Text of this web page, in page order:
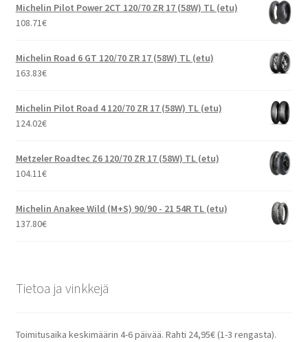
Michelin Pilot Power 2CT 120/70 ZR 17 (58W) TL (etu)
108.71€
Michelin Road 6 GT 120/70 ZR 17 (58W) TL (etu)
163.83€
Michelin Pilot Road 4 120/70 ZR 17 (58W) TL (etu)
124.02€
Metzeler Roadtec Z6 120/70 ZR 17 (58W) TL (etu)
104.11€
Michelin Anakee Wild (M+S) 90/90 - 21 54R TL (etu)
137.80€
Tietoa ja vinkkejä
Toimitusaika keskimäärin 4-6 päivää. Rahti 24,95€ (1-3 rengasta).